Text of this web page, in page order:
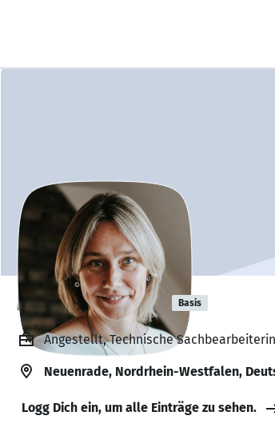
Mareen Hobitz Basis
Angestellt, Technische
Neuenrade, Nordrhein-Westfalen,
Logg Dich ein, um alle Einträge zu sehen.